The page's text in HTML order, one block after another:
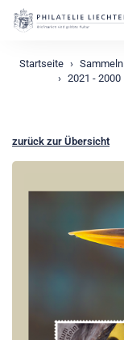
Startseite Sammeln
2021 - 2000
zurück zur Übersicht